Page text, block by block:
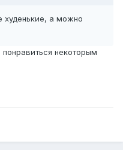
худенькие, а можно
некоторым